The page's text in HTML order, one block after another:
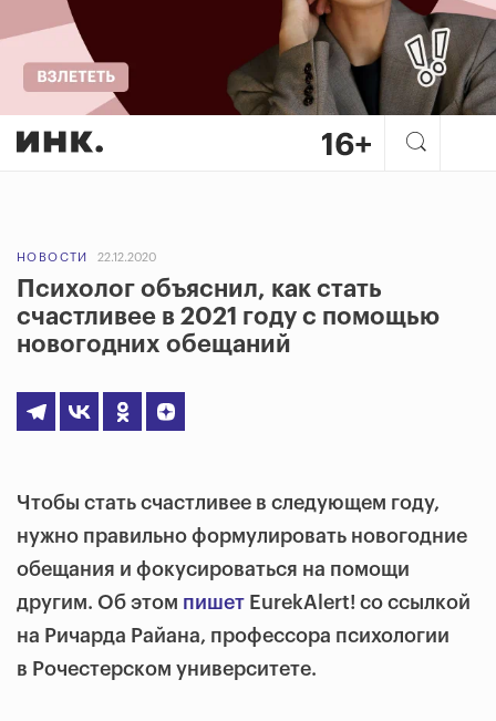
НОВОСТИ 22.12.2020
Психолог объяснил, как стать
счастливее в 2021 году с помощью
новогодних обещаний
Чтобы стать счастливее в следующем году,
нужно правильно формулировать новогодние
обещания и фокусироваться на помощи
другим. Об этом пишет EurekAlert! со ссылкой
на Ричарда Райана, профессора психологии
в Рочестерском университете.